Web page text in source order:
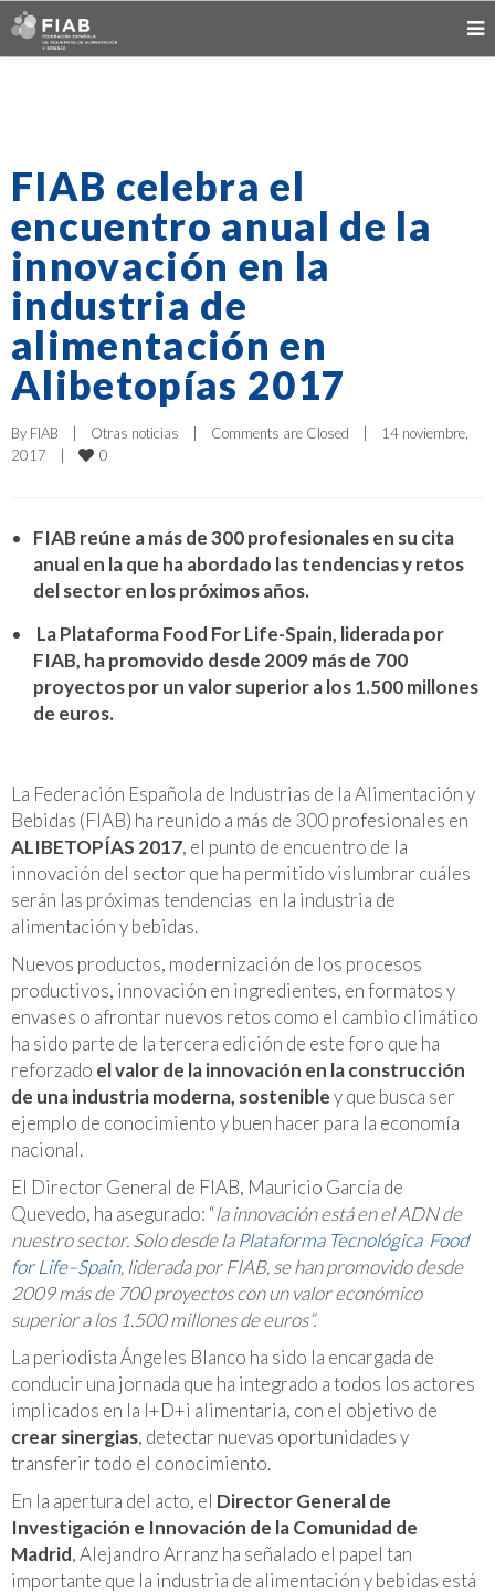
FIAB celebra el
encuentro anual de la
innovación en la
industria de
alimentación en
Alibetopías 2017
By FIAB Otras noticias Comments are Closed
14 noviembre,
2017
0
FIAB reúne a más de 300 profesionales en su cita
anual en la que ha abordado las tendencias y retos
del sector en los próximos años.
La Plataforma Food For Life-Spain, liderada por
FIAB, ha promovido desde 2009 más de 700
proyectos por un valor superior a los 1.500 millones
de euros.
La Federación Española de Industrias de la Alimentación y
Bebidas (FIAB) ha reunido a más de 300 profesionales en
ALIBETOPÍAS 2017, el punto de encuentro de la
innovación del sector que ha permitido vislumbrar cuáles
serán las próximas tendencias en la industria de
alimentación y bebidas.
Nuevos productos, modernización de los procesos
productivos, innovación en ingredientes, en formatos y
envases o afrontar nuevos retos como el cambio climático
ha sido parte de la tercera edición de este foro que ha
reforzado el valor de la innovación en la construcción
de una industria moderna, sostenibley que busca ser
ejemplo de conocimiento y buen hacer para la economía
nacional.
El Director General de FIAB, Mauricio García de
Quevedo, ha asegurado: “la innovación está en el ADN de
nuestro sector. Solo desde laPlataforma Tecnológica Food
for Life–Spain, liderada por FIAB, se han promovido desde
2009 más de 700 proyectos con un valor económico
superior a los 1.500 millones de euros”.
La periodista Ángeles Blanco ha sido la encargada de
conducir una jornada que ha integrado a todos los actores
implicados en la I+D+i alimentaria, con el objetivo de
crear sinergias, detectar nuevas oportunidades y
transferir todo el conocimiento.
En la apertura del acto, el Director General de
Investigación e Innovación de la Comunidad de
Madrid, Alejandro Arranz ha señalado el papel tan
importante que la industria de alimentación y bebidas está